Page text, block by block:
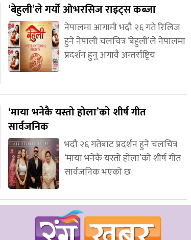
‘बेहुली’ले गर्यो ओभरसिज राइट्स कब्जा
नेपालमा आगामी भदौ २६ गते रिलिज
हुने नेपाली चलचित्र ‘बेहुली’ले नेपालमा
प्रदर्शन हुनु अगावै अन्तर्राष्ट्रिय
‘माया भनेकै यस्तो होला’को शीर्ष गीत
सार्वजनिक
भदौ २६ गतेबाट प्रदर्शन हुने चलचित्र
‘माया भनेकै यस्तो होला’को शीर्ष गीत
सार्वजनिक भएको छ